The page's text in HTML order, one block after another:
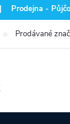
-
Prodávané